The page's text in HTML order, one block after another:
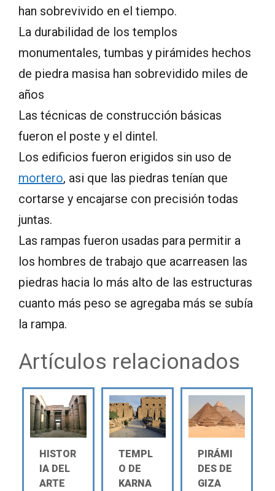
han sobrevivido en el tiempo.
La durabilidad de los templos
monumentales, tumbas y pirámides hechos
de piedra masisa han sobrevidido miles de
años
Las técnicas de construcción básicas
fueron el poste y el dintel.
Los edificios fueron erigidos sin uso de
mortero, asi que las piedras tenían que
cortarse y encajarse con precisión todas
juntas.
Las rampas fueron usadas para permitir a
los hombres de trabajo que acarreasen las
piedras hacia lo más alto de las estructuras
cuanto más peso se agregaba más se subía
la rampa.
Artículos relacionados
HISTOR
IA DEL
ARTE
TEMPL
O DE
KARNA
PIRÁMI
DES DE
GIZA